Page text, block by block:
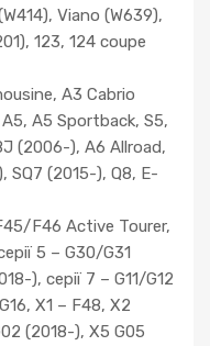
Viano (W639),
123, 124 coupe
A3 Cabrio
A5 Sportback, S5,
(2006-), A6 Allroad,
SQ7 (2015-), Q8, E-
F45/F46 Active Tourer,
5 – G30/G31
), серії 7 – G11/G12
X1 – F48, X2
(2018-), X5 G05